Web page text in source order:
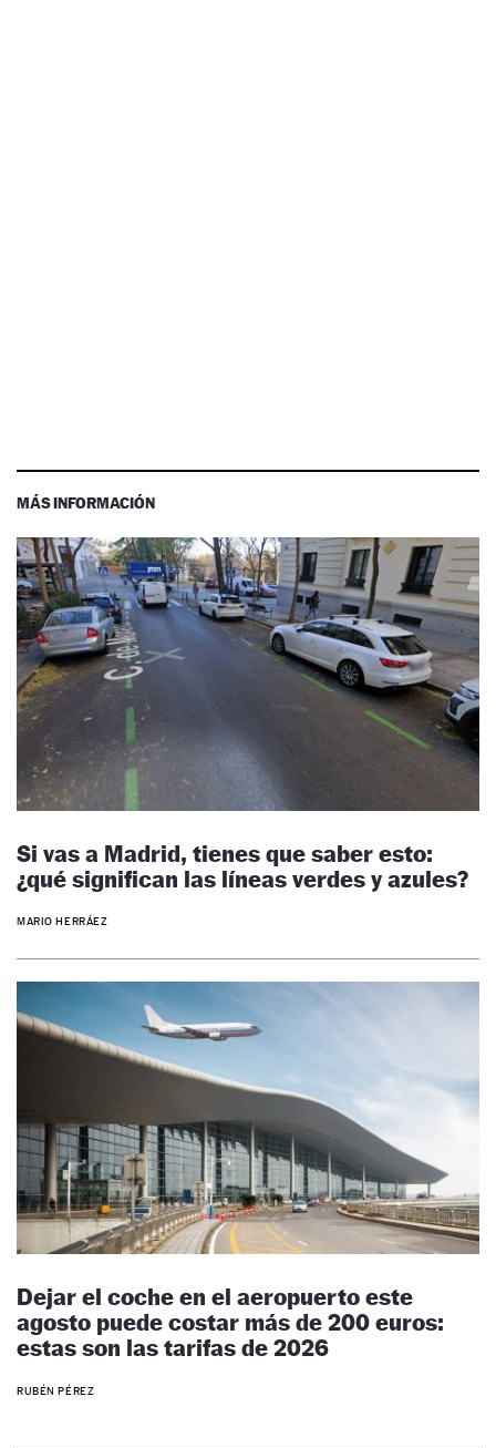
MÁS INFORMACIÓN
Si vas a Madrid, tienes que saber esto:
¿qué significan las líneas verdes y azules?
MARIO HERRÁEZ
Dejar el coche en el aeropuerto este
agosto puede costar más de 200 euros:
estas son las tarifas de 2026
RUBÉN PÉREZ